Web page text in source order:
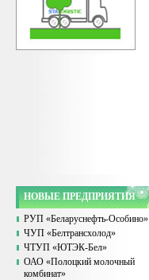
НОВЫЕ ПРЕДПРИЯТИЯ
РУП «Беларуснефть-Особино»
ЧУП «Белтрансхолод»
ЧТУП «ЮТЭК-Бел»
ОАО «Полоцкий молочный
комбинат»